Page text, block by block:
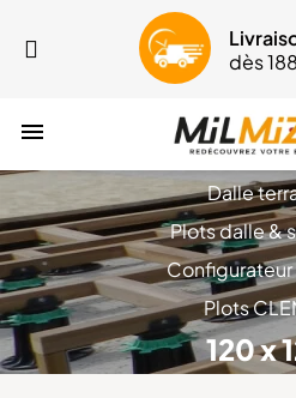
dès

Dalle
Plots dalle &
Plots
120 x